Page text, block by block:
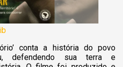
conta a história do povo
defendendo sua terra e